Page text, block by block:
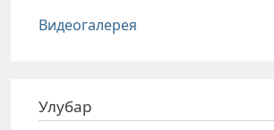
Видеогалерея
Улубар